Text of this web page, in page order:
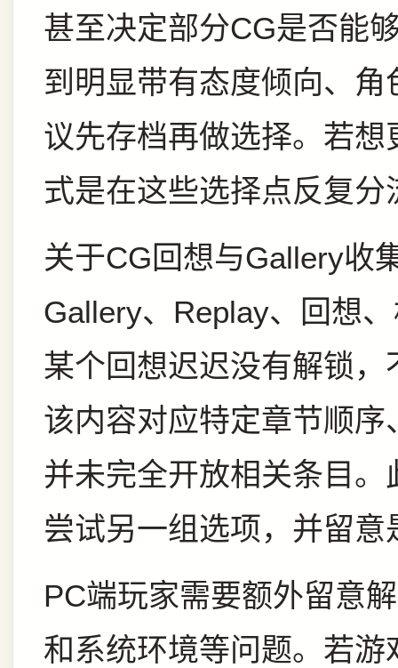
甚至决定部分CG是否能
到明显带有态度倾向、
议先存档再做选择。若
式是在这些选择点反复
关于CG回想与Gallery收
Gallery、Replay、回想
某个回想迟迟没有解锁
该内容对应特定章节顺
并未完全开放相关条目
尝试另一组选项，并留
PC端玩家需要额外留意
和系统环境等问题。若